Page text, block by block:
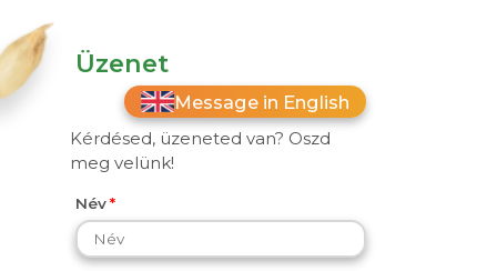
Üzenet
Message in English
Kérdésed, üzeneted van? Oszd
meg velünk!
Név